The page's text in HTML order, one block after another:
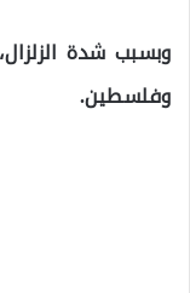
وبسبب شدة
وفلسطين.